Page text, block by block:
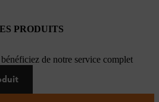
PRODUITS
de notre service complet